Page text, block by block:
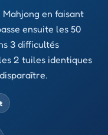
en faisant
ensuite les 50
3 difficultés
2 tuiles identiques